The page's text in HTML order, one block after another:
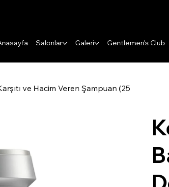
Salonlar Galeri Gentlemen's Club
ve Hacim Veren Şampuan (25